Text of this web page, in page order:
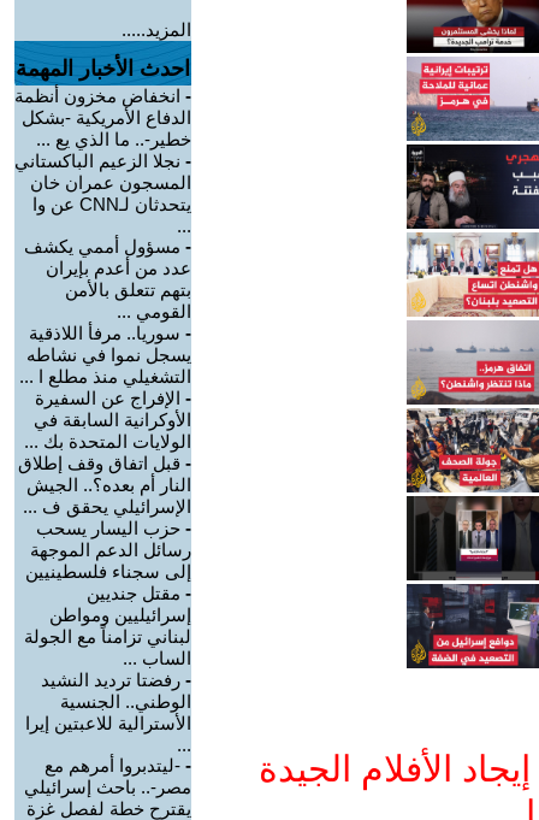
الأفلام الجيدة
المزيد.....
احدث الأخبار المهمة
- انخفاض مخزون أنظمة
الدفاع الأمريكية -بشكل
خطير-.. ما الذي يع ...
- نجلا الزعيم الباكستاني
المسجون عمران خان
يتحدثان لـCNN عن وا
...
- مسؤول أممي يكشف
عدد من أعدم بإيران
بتهم تتعلق بالأمن
القومي ...
- سوريا.. مرفأ اللاذقية
يسجل نموا في نشاطه
التشغيلي منذ مطلع ا ...
- الإفراج عن السفيرة
الأوكرانية السابقة في
الولايات المتحدة بك ...
- قبل اتفاق وقف إطلاق
النار أم بعده؟.. الجيش
الإسرائيلي يحقق ف ...
- حزب اليسار يسحب
رسائل الدعم الموجهة
إلى سجناء فلسطينيين
- مقتل جنديين
إسرائيليين ومواطن
لبناني تزامناً مع الجولة
الساب ...
- رفضتا ترديد النشيد
الوطني.. الجنسية
الأسترالية للاعبتين إيرا
...
- -ليتدبروا أمرهم مع
مصر-.. باحث إسرائيلي
يقترح خطة لفصل غزة